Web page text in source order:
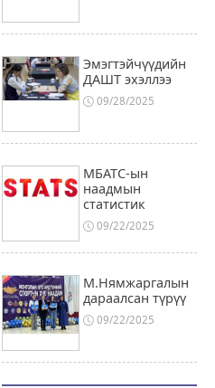
Эмэгтэйчүүдийн
ДАШТ эхэллээ
09/28/2025
МБАТС-ын
наадмын
статистик
09/22/2025
М.Нямжаргалын
дараалсан түрүү
09/22/2025